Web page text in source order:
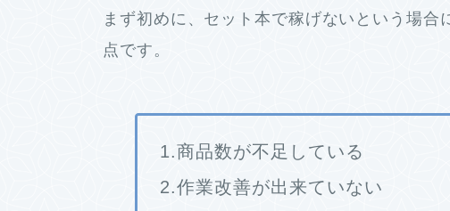
まず初めに、セット本で稼げないという場
点です。
1.商品数が不足している
2.作業改善が出来ていない